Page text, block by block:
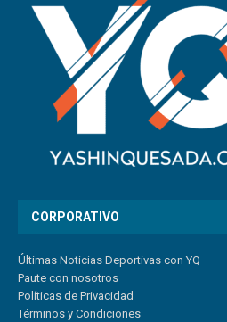
CORPORATIVO
Últimas Noticias Deportivas con YQ
Paute con nosotros
Políticas de Privacidad
Términos y Condiciones